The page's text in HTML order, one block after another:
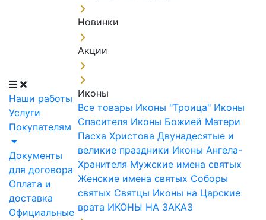
Наши работы
Услуги
Покупателям
Документы
для договора
Оплата и
доставка
Официальные
Новинки
Акции
Иконы
Все товары Иконы "Троица" Иконы
Спасителя Иконы Божией Матери
Пасха Христова Двунадесятые и
великие праздники Иконы Ангела-
Хранителя Мужские имена святых
Женские имена святых Соборы
святых Святцы Иконы на Царские
врата ИКОНЫ НА ЗАКАЗ